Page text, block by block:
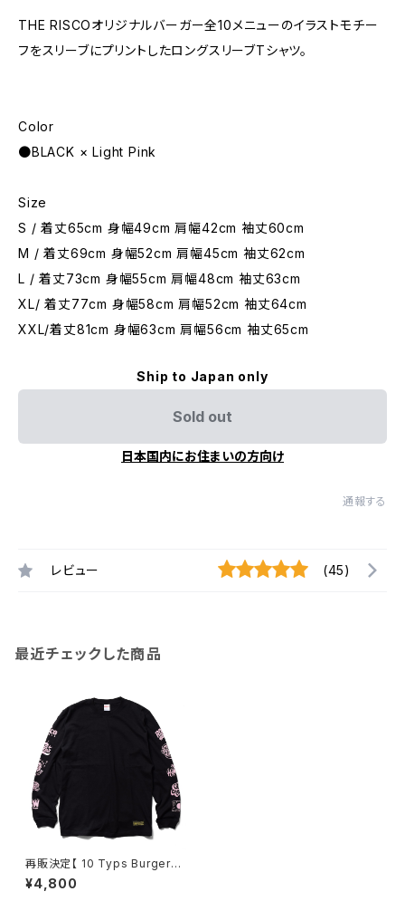
THE RISCOオリジナルバーガー全10メニューのイラストモチー
フをスリーブにプリントしたロングスリーブTシャツ。
Color
●BLACK × Light Pink
Size
S / 着丈65cm 身幅49cm 肩幅42cm 袖丈60cm
M / 着丈69cm 身幅52cm 肩幅45cm 袖丈62cm
L / 着丈73cm 身幅55cm 肩幅48cm 袖丈63cm
XL/ 着丈77cm 身幅58cm 肩幅52cm 袖丈64cm
XXL/着丈81cm 身幅63cm 肩幅56cm 袖丈65cm
Ship to Japan only
Sold out
日本国内にお住まいの方向け
通報する
レビュー (45)
最近チェックした商品
再販決定【 10 Typs Burgers
】L/S T-shirts（BLACK×Light
PINK）
¥4,800